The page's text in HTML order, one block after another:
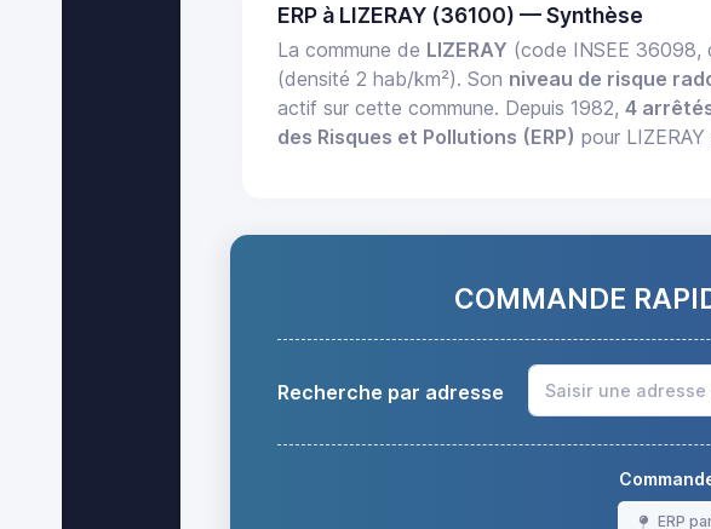
ERP à LIZERAY (36100) — Synthèse
La commune de LIZERAY (code INSEE 36098,
(densité 2 hab/km²). Son niveau de risque
actif sur cette commune. Depuis 1982,4
des Risques et Pollutions (ERP) pour
COMMANDE
Recherche par adresse
ERP